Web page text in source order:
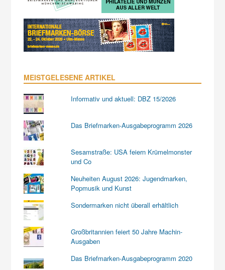
MEISTGELESENE ARTIKEL
Informativ und aktuell: DBZ 15/2026
Das Briefmarken-Ausgabeprogramm 2026
Sesamstraße: USA feiern Krümelmonster
und Co
Neuheiten August 2026: Jugendmarken,
Popmusik und Kunst
Sondermarken nicht überall erhältlich
Großbritannien feiert 50 Jahre Machin-
Ausgaben
Das Briefmarken-Ausgabeprogramm 2020